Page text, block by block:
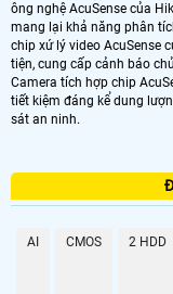
ông nghệ AcuSense của
mang lại khả năng phân
chip xứ lý video AcuSense
tiện, cung cấp cảnh báo
Camera tích hợp chip
tiết kiệm đáng kể dung
sát an ninh.
AI CMOS 2 HDD